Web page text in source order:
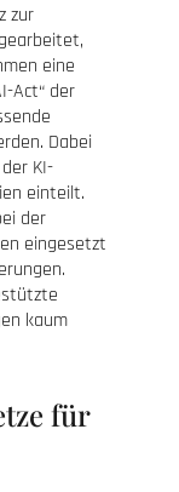
zur
eine
Act“ der
Dabei
KI-
einteilt.
der
eingesetzt
kaum
für